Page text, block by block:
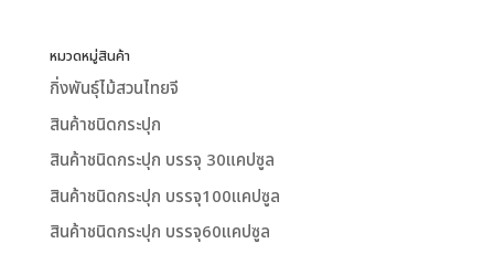
หมวดหมู่สินค้า
กิ่งพันธุ์ไม้สวนไทยจี
สินค้าชนิดกระปุก
สินค้าชนิดกระปุก บรรจุ 30แคปซูล
สินค้าชนิดกระปุก บรรจุ100แคปซูล
สินค้าชนิดกระปุก บรรจุ60แคปซูล